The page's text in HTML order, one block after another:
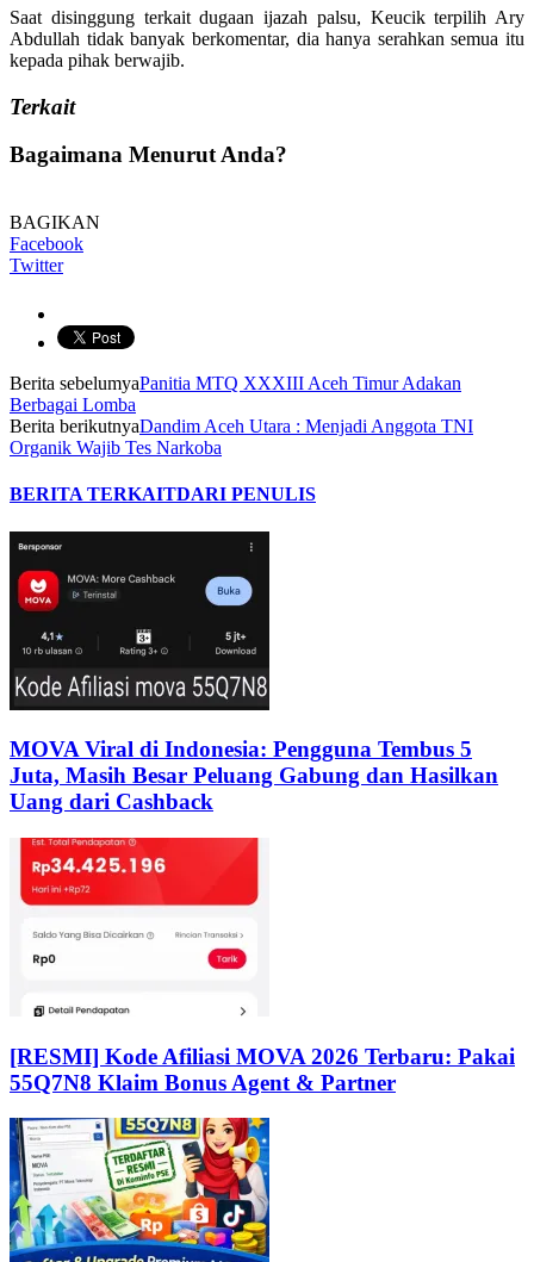
Saat disinggung terkait dugaan ijazah palsu, Keucik terpilih Ary
Abdullah tidak banyak berkomentar, dia hanya serahkan semua itu
kepada pihak berwajib.
Terkait
Bagaimana Menurut Anda?
BAGIKAN
Facebook
Twitter
Berita sebelumyaPanitia MTQ XXXIII Aceh Timur Adakan
Berbagai Lomba
Berita berikutnyaDandim Aceh Utara : Menjadi Anggota TNI
Organik Wajib Tes Narkoba
BERITA TERKAITDARI PENULIS
MOVA Viral di Indonesia: Pengguna Tembus 5
Juta, Masih Besar Peluang Gabung dan Hasilkan
Uang dari Cashback
[RESMI] Kode Afiliasi MOVA 2026 Terbaru: Pakai
55Q7N8 Klaim Bonus Agent & Partner